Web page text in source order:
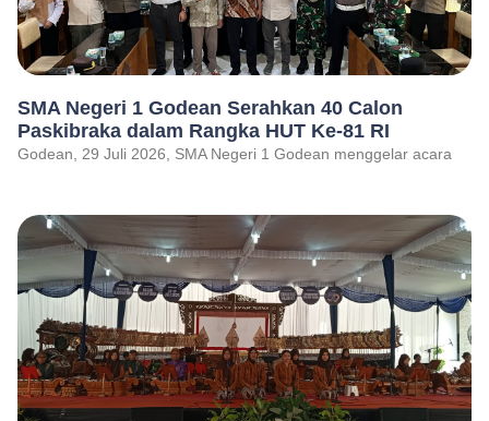
SMA Negeri 1 Godean Serahkan 40 Calon
Paskibraka dalam Rangka HUT Ke-81 RI
Godean, 29 Juli 2026, SMA Negeri 1 Godean menggelar acara